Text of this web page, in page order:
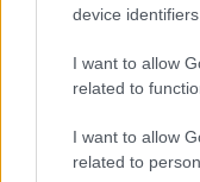
device identifiers
I want to allow
related to
I want to allow
related to
γηπέδων ήταν
μεγαλύτερη. Στη
οργανωμένοι